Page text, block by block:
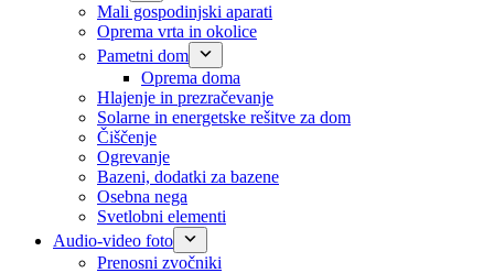
Mali gospodinjski aparati
Oprema vrta in okolice
Pametni dom
Oprema doma
Hlajenje in prezračevanje
Solarne in energetske rešitve za dom
Čiščenje
Ogrevanje
Bazeni, dodatki za bazene
Osebna nega
Svetlobni elementi
Audio-video foto
Prenosni zvočniki